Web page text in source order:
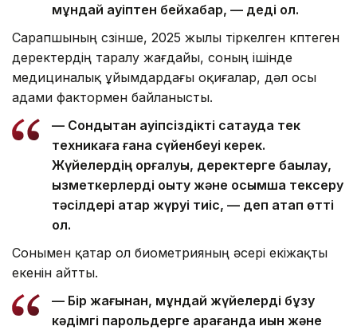
мұндай қауіптен бейхабар, — деді ол.
Сарапшының сөзінше, 2025 жылы тіркелген көптеген
деректердің таралу жағдайы, соның ішінде
медициналық ұйымдардағы оқиғалар, дәл осы
адами фактормен байланысты.
— Сондықтан қауіпсіздікті сақтауда тек
техникаға ғана сүйенбеуі керек.
Жүйелердің қорғалуы, деректерге бақылау,
қызметкерлерді оқыту және қосымша тексеру
тәсілдері қатар жүруі тиіс, — деп атап өтті
ол.
Сонымен қатар ол биометрияның әсері екіжақты
екенін айтты.
— Бір жағынан, мұндай жүйелерді бұзу
кәдімгі парольдерге қарағанда қиын және